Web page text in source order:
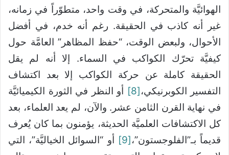
الهوائيَّة والمتحركة، في وقت واحد، متطوّراً في زمانه،
غير أنه كاذب في الحقيقة. رغم أنه خدم، في أفضل
الأحوال، ولبعض الوقت، “حفظ المظاهر” العامَّة حول
كيفيَّة تحرّك الكواكب في السماء. إلا أنه لم يقل
الحقيقة كاملة عن حركة الكواكب إلا بعد اكتشاف
التفسير الكوبرنيكي،[8]
أو النظر في الثورة الكيميائيَّة
في نهاية القرن الثامن عشر. والآن، لم يعد العلماء، بعد
كل الاكتشافات العلميَّة الحديثة، يؤمنون بما كان يُعرف
قديماً بـ”الفلوجستون”،[9]
أو “السوائل الخياليَّة”، التي